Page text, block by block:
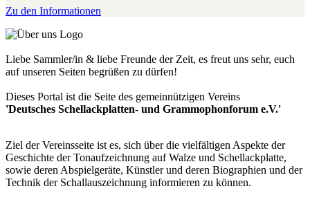
Zu den Informationen
Liebe Sammler/in & liebe Freunde der Zeit, es freut uns sehr, euch
auf unseren Seiten begrüßen zu dürfen!
Dieses Portal ist die Seite des gemeinnützigen Vereins
'Deutsches Schellackplatten- und Grammophonforum e.V.'
Ziel der Vereinsseite ist es, sich über die vielfältigen Aspekte der
Geschichte der Tonaufzeichnung auf Walze und Schellackplatte,
sowie deren Abspielgeräte, Künstler und deren Biographien und der
Technik der Schallauszeichnung informieren zu können.